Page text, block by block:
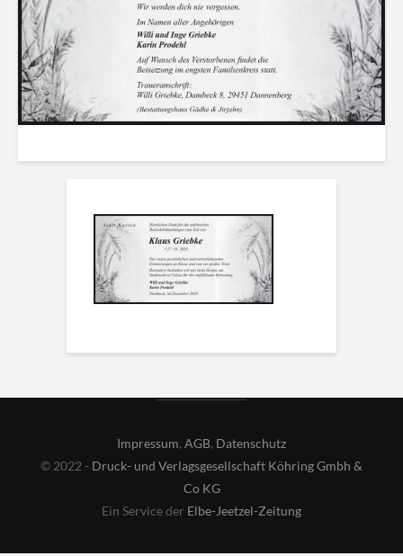
Impressum, AGB, Datenschutz
© 2022 - Druck- und Verlagsgesellschaft Köhring Gmbh &
Co KG
Ein Service der Elbe-Jeetzel-Zeitung